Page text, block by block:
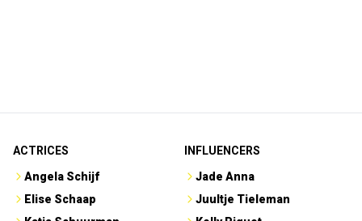
ACTRICES
Angela Schijf
Elise Schaap
INFLUENCERS
Jade Anna
Juultje Tieleman